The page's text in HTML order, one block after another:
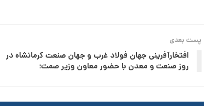
پست بعدی
افتخارآفرینی جهان فولاد غرب و جهان صنعت کرمانشاه در
روز صنعت و معدن با حضور معاون وزیر صمت؛